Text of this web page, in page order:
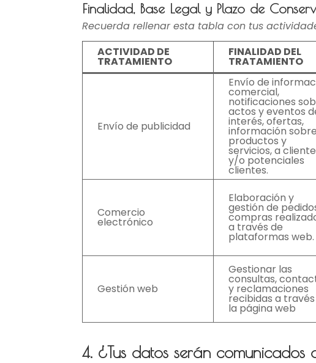
Finalidad, Base Legal y Plazo de
Recuerda rellenar esta tabla con tus
ACTIVIDAD DE
TRATAMIENTO
FINALIDAD DEL
TRATAMIENTO
Envío de publicidad
Envío de
comercial,
notificaciones
actos y eventos
interés, ofertas,
información sobre
productos y
servicios, a
y/o potenciales
clientes.
Comercio
electrónico
Elaboración y
gestión de
compras
a través de
plataformas web.
Gestión web
Gestionar las
consultas,
y reclamaciones
recibidas a
la página web
4. ¿Tus datos serán comunicados